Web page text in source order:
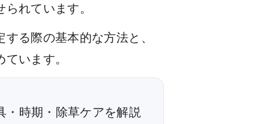
れています。
る際の基本的な方法と、
います。
・時期・除草ケアを解説